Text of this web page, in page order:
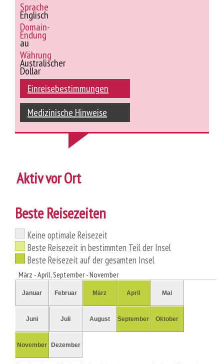
Sprache
Englisch
Domain-
Endung
au
Währung
Australischer
Dollar
Einreisebestimmungen
Medizinische Hinweise
Aktiv vor Ort
Beste Reisezeiten
Keine optimale Reisezeit
Beste Reisezeit in bestimmten Teil der Insel
Beste Reisezeit auf der gesamten Insel
März - April, September - November
Januar Februar März April Mai
Juni Juli August September Oktober
November Dezember